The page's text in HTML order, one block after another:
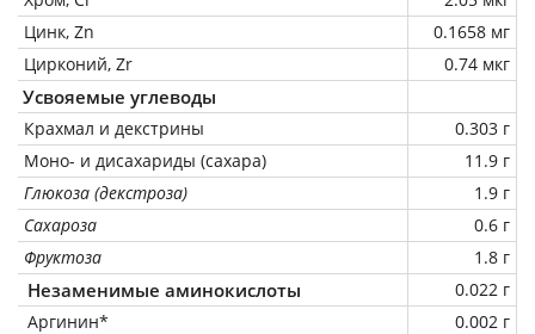
Цинк, Zn
0.1658 мг
Цирконий, Zr
0.74 мкг
Усвояемые углеводы
Крахмал и декстрины
0.303 г
Моно- и дисахариды (сахара)
11.9 г
Глюкоза (декстроза)
1.9 г
Сахароза
0.6 г
Фруктоза
1.8 г
Незаменимые аминокислоты
0.022 г
Аргинин*
0.002 г